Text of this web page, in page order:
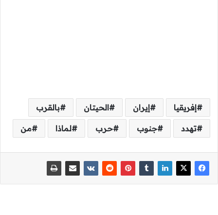
إفريقيا إيران الحيتان بالقرب
تهدد جنوب حرب لماذا من